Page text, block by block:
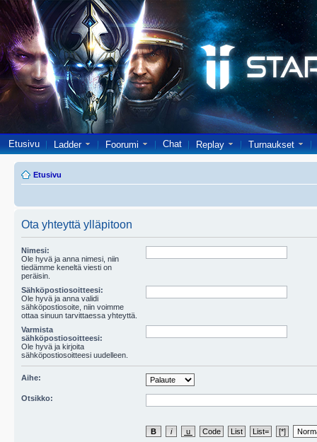
Etusivu Ladder Foorumi Chat Replay Turnaukset
Etusivu
Ota yhteyttä ylläpitoon
Nimesi:
Ole hyvä ja anna nimesi, niin
tiedämme keneltä viesti on
peräisin.
Sähköpostiosoitteesi:
Ole hyvä ja anna validi
sähköpostiosoite, niin voimme
ottaa sinuun tarvittaessa yhteyttä.
Varmista
sähköpostiosoitteesi:
Ole hyvä ja kirjoita
sähköpostiosoitteesi uudelleen.
Aihe:
Otsikko: